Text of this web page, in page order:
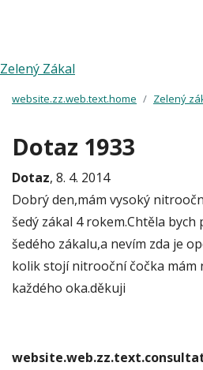
Zelený Zákal
website.zz.web.text.home Zelený
Dotaz 1933
Dotaz, 8. 4. 2014
Dobrý den,mám vysoký
šedý zákal 4 rokem.Chtěla
šedého zákalu,a nevím zda je
kolik stojí nitrooční čočka mám
každého oka.děkuji